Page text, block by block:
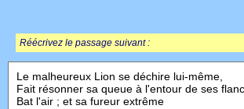
Réécrivez le passage suivant :